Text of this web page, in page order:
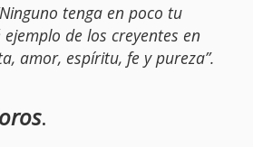
tenga en poco tu
de los creyentes en
amor, espíritu, fe y pureza”.
.